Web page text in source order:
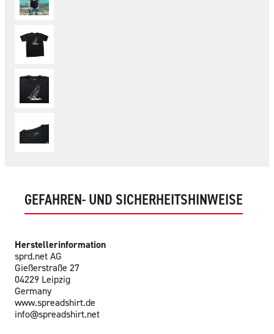
GEFAHREN- UND SICHERHEITSHINWEISE
Herstellerinformation
sprd.net AG
Gießerstraße 27
04229 Leipzig
Germany
www.spreadshirt.de
info@spreadshirt.net